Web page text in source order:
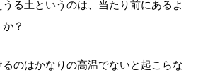
る土というのは、当たり前にあるよ
？
のはかなりの高温でないと起こらな